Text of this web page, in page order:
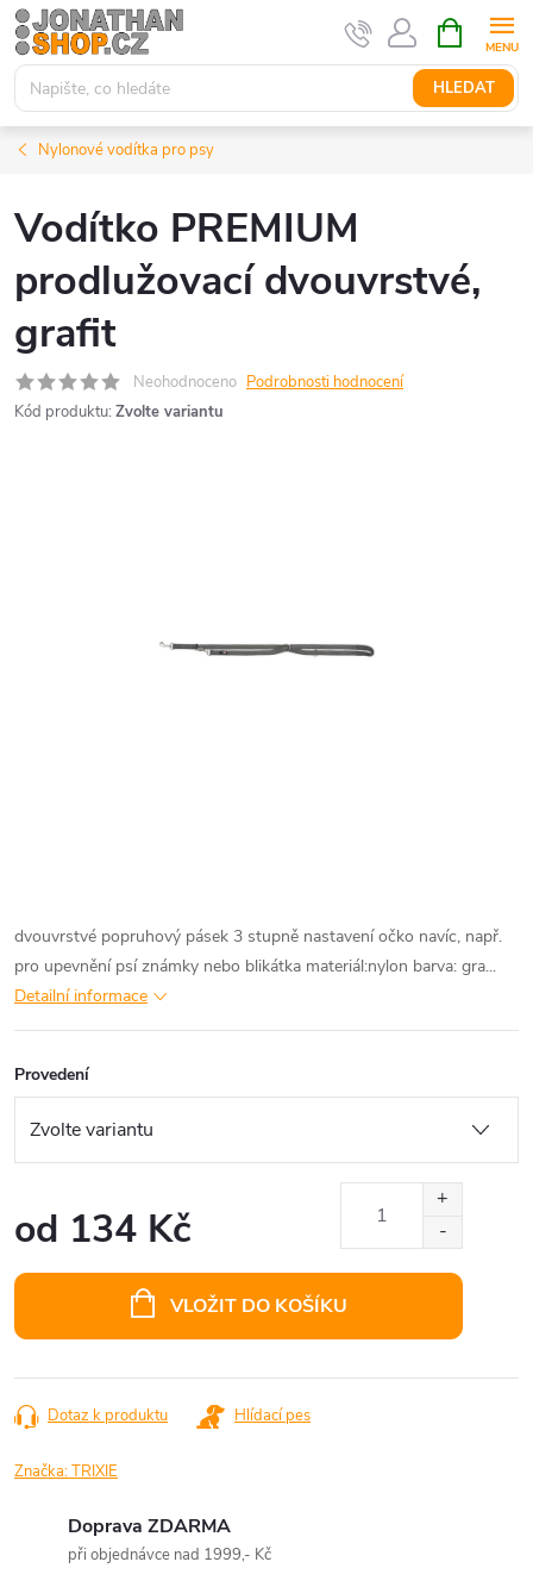
Přejít
na
obsah
HLEDAT
NÁKUPNÍ
KOŠÍK
Nylonové vodítka pro psy
Vodítko PREMIUM
prodlužovací dvouvrstvé,
grafit
Neohodnoceno Podrobnosti hodnocení
Kód produktu: Zvolte variantu
dvouvrstvé popruhový pásek 3 stupně nastavení očko navíc, např.
pro upevnění psí známky nebo blikátka materiál:nylon barva: gra...
Detailní informace
Provedení
od 134 Kč
VLOŽIT DO KOŠÍKU
Dotaz k produktu Hlídací pes
Značka:TRIXIE
Doprava ZDARMA
při objednávce nad 1999,- Kč